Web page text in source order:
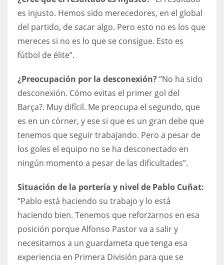
es injusto. Hemos sido merecedores, en el global
del partido, de sacar algo. Pero esto no es los que
mereces si no es lo que se consigue. Esto es
fútbol de élite”.
¿Preocupación por la desconexión?“No ha sido
desconexión. Cómo evitas el primer gol del
Barça?. Muy difícil. Me preocupa el segundo, que
es en un córner, y ese si que es un gran debe que
tenemos que seguir trabajando. Pero a pesar de
los goles el equipo no se ha desconectado en
ningún momento a pesar de las dificultades”.
Situación de la portería y nivel de Pablo Cuñat:
“Pablo está haciendo su trabajo y lo está
haciendo bien. Tenemos que reforzarnos en esa
posición porque Alfonso Pastor va a salir y
necesitamos a un guardameta que tenga esa
experiencia en Primera División para que se